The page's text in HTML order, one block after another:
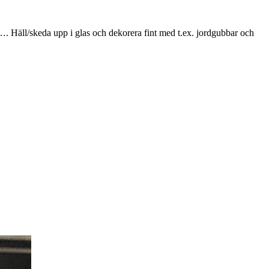
Häll/skeda upp i glas och dekorera fint med t.ex. jordgubbar och